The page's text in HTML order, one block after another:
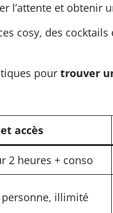
l’attente et obtenir
cosy, des
pour trouver
accès
2 heures + conso
personne, illimité